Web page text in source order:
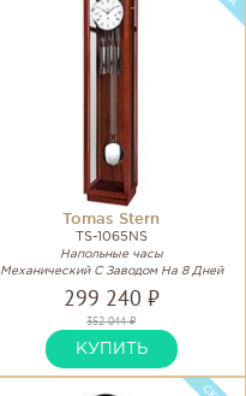
Tomas Stern
TS-1065NS
Напольные часы
Механический С Заводом На 8 Дней
299 240 ₽
352 044 ₽
КУПИТЬ